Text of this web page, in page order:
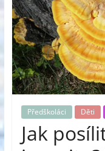
Předškoláci Děti
Jak